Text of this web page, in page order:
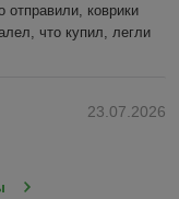
коврики
что купил, легли
23.07.2026